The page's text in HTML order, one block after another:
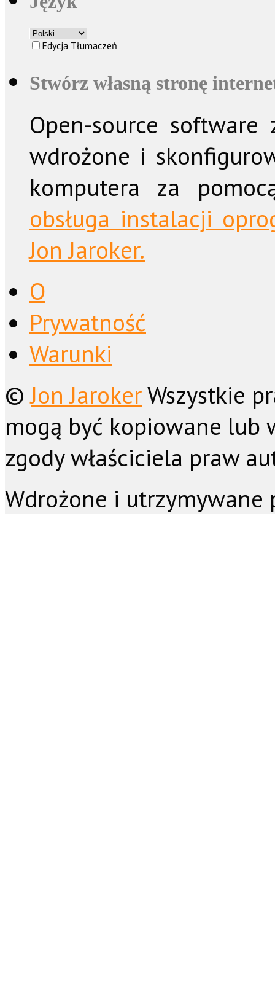
Edycja Tłumaczeń
Stwórz własną stronę
Open-source
wdrożone i
komputera za
obsługa instalacji
Jon Jaroker.
O
Prywatność
Warunki
©Jon JarokerWszystkie
mogą być kopiowane lub
zgody właściciela praw
Wdrożone i utrzymywane